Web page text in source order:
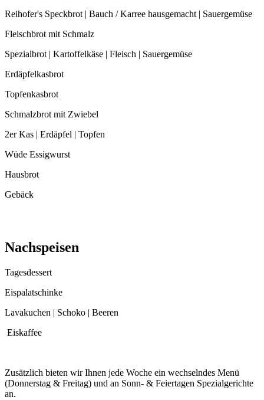
Reihofer's Speckbrot | Bauch / Karree hausgemacht | Sauergemüse
Fleischbrot mit Schmalz
Spezialbrot | Kartoffelkäse | Fleisch | Sauergemüse
Erdäpfelkasbrot
Topfenkasbrot
Schmalzbrot mit Zwiebel
2er Kas | Erdäpfel | Topfen
Wüde Essigwurst
Hausbrot
Gebäck
Nachspeisen
Tagesdessert
Eispalatschinke
Lavakuchen | Schoko | Beeren
Eiskaffee
Zusätzlich bieten wir Ihnen jede Woche ein wechselndes Menü
(Donnerstag & Freitag) und an Sonn- & Feiertagen Spezialgerichte
an.